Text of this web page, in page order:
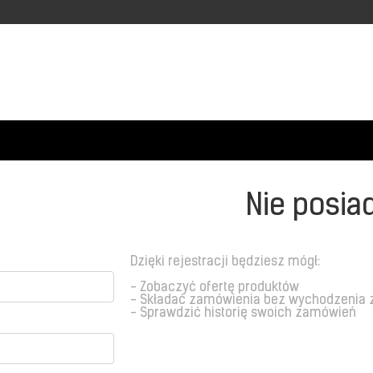
Nie
Dzięki rejestracji będziesz mógł:
- Zobaczyć ofertę produktów
- Składać zamówienia bez wychodzenia
- Sprawdzić historię swoich zamówień